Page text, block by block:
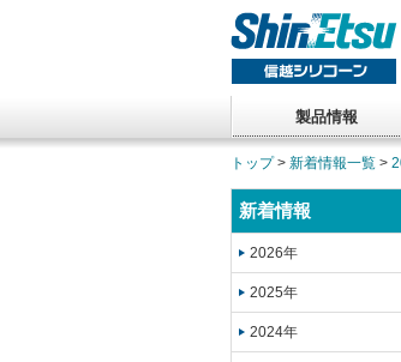
製品情報
トップ> 新着情報一覧 >
新着情報
2026年
2025年
2024年